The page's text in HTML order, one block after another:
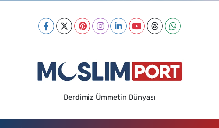
Derdimiz Ümmetin Dünyası